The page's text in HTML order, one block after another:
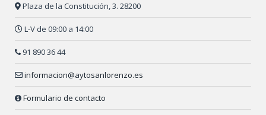
Plaza de la Constitución, 3. 28200
L-V de 09:00 a 14:00
91 890 36 44
informacion@aytosanlorenzo.es
Formulario de contacto